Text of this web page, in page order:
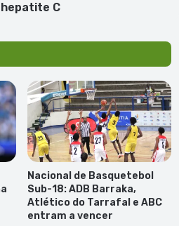
C
Nacional de Basquetebol
Sub-18: ADB Barraka,
Atlético do Tarrafal e ABC
entram a vencer